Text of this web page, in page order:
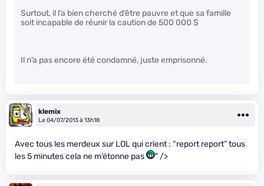
Surtout, il l’a bien cherché d’être pauvre et que sa famille
soit incapable de réunir la caution de 500 000 $
Il n’a pas encore été condamné, juste emprisonné.
klemix
Le 04/07/2013 à 13h18
Avec tous les merdeux sur LOL qui crient : “report report” tous
les 5 minutes cela ne m’étonne pas
" />